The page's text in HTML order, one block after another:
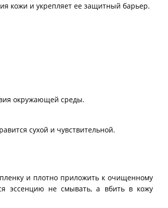
кожи и укрепляет ее защитный барьер.
окружающей среды.
сухой и чувствительной.
и плотно приложить к очищенному
эссенцию не смывать, а вбить в кожу